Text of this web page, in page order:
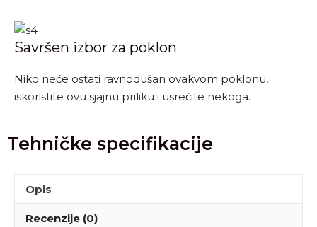
Savršen izbor za poklon
Niko neće ostati ravnodušan ovakvom poklonu,
iskoristite ovu sjajnu priliku i usrećite nekoga.
Tehničke specifikacije
Opis
Recenzije (0)